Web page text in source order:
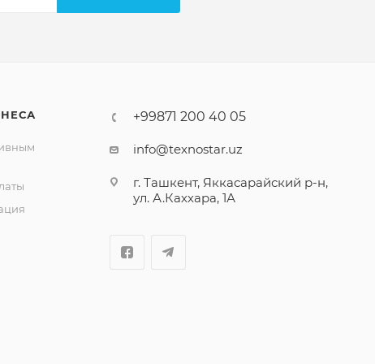
+99871 200 40 05
info@texnostar.uz
г. Ташкент, Яккасарайский р-н,
ул. А.Каххара, 1А